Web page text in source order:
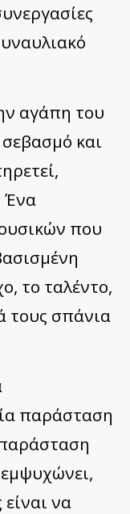
αγάπη του
και
Ένα
που
το ταλέντο,
τους σπάνια
παράσταση
είναι να